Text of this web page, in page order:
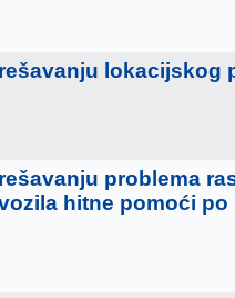
lokacijskog
problema
hitne pomoći po